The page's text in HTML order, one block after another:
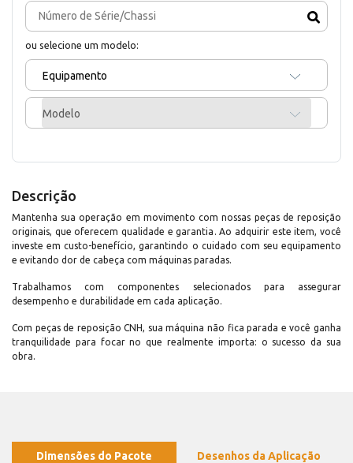
ou selecione um modelo:
Equipamento
Modelo
Descrição
Mantenha sua operação em movimento com nossas peças de reposição
originais, que oferecem qualidade e garantia. Ao adquirir este item, você
investe em custo-benefício, garantindo o cuidado com seu equipamento
e evitando dor de cabeça com máquinas paradas.
Trabalhamos com componentes selecionados para assegurar
desempenho e durabilidade em cada aplicação.
Com peças de reposição CNH, sua máquina não fica parada e você ganha
tranquilidade para focar no que realmente importa: o sucesso da sua
obra.
Dimensões do Pacote Desenhos da Aplicação